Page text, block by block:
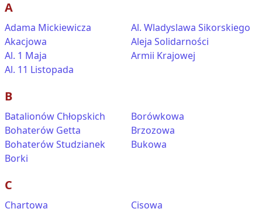
A
Adama Mickiewicza
Akacjowa
Al. 1 Maja
Al. 11 Listopada
Al. Wladyslawa Sikorskiego
Aleja Solidarności
Armii Krajowej
B
Batalionów Chłopskich
Bohaterów Getta
Bohaterów Studzianek
Borki
Borówkowa
Brzozowa
Bukowa
C
Chartowa
Cisowa